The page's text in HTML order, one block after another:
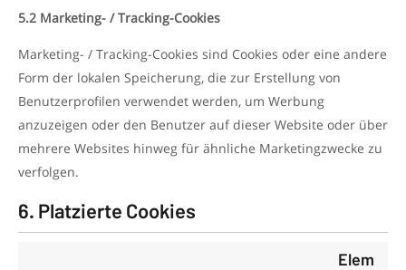
5.2 Marketing- / Tracking-Cookies
Marketing- / Tracking-Cookies sind Cookies oder eine andere
Form der lokalen Speicherung, die zur Erstellung von
Benutzerprofilen verwendet werden, um Werbung
anzuzeigen oder den Benutzer auf dieser Website oder über
mehrere Websites hinweg für ähnliche Marketingzwecke zu
verfolgen.
6. Platzierte Cookies
Elem